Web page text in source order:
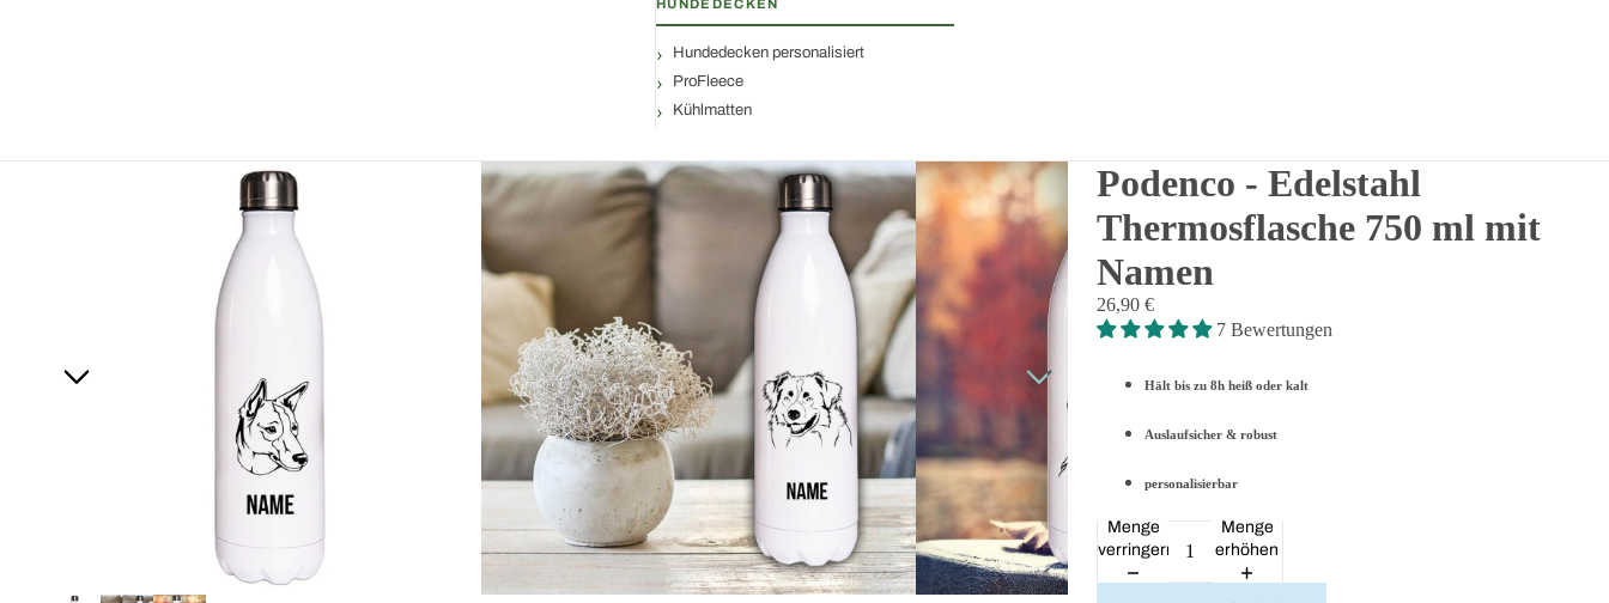
HUNDEDECKEN
Hundedecken personalisiert
ProFleece
Kühlmatten
Podenco - Edelstahl
Thermosflasche 750 ml mit
Namen
26,90 €
7 Bewertungen
Hält bis zu 8h heiß oder kalt
Auslaufsicher & robust
personalisierbar
Menge
verringern
Menge
erhöhen